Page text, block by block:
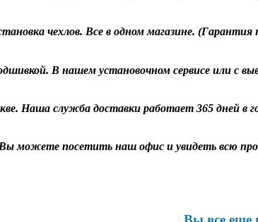
чехлов. Все в одном магазине.
В нашем установочном сервисе или с
Наша служба доставки работает 365 дней в
можете посетить наш офис и увидеть всю